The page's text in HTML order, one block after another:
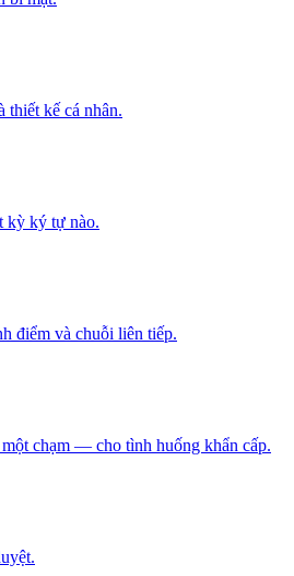
thiết kế cá nhân.
kỳ ký tự nào.
điểm và chuỗi liên tiếp.
chạm — cho tình huống khẩn cấp.